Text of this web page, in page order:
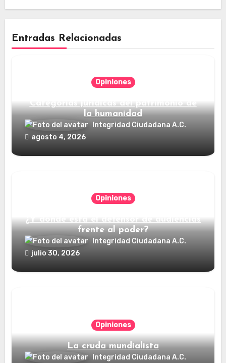
Entradas Relacionadas
Opiniones
Categorías jurídicas del patrimonio de
la humanidad
Integridad Ciudadana A.C.
agosto 4, 2026
Opiniones
¿Y dónde está el defensor de audiencias
frente al poder?
Integridad Ciudadana A.C.
julio 30, 2026
Opiniones
La cruda mundialista
Integridad Ciudadana A.C.